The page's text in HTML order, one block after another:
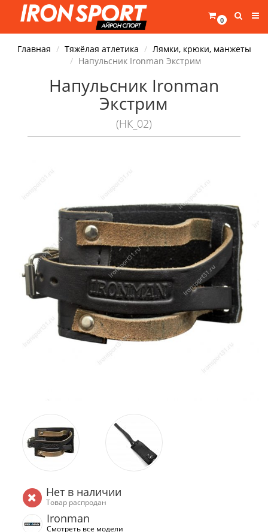
0
Главная Тяжёлая атлетика
Лямки, крюки, манжеты
Напульсник Ironman Экстрим
Напульсник Ironman
Экстрим
(НК_02)
Нет в наличии
Товар распродан
Ironman
Смотреть все модели